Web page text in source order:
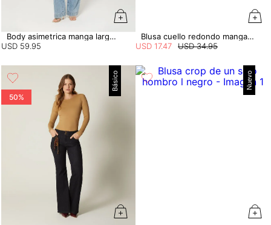
Body asimetrica manga larga con entorche
USD 59.95
Blusa cuello redondo manga sisa
USD 34.95
USD 17.47
Básico
50%
Nuevo